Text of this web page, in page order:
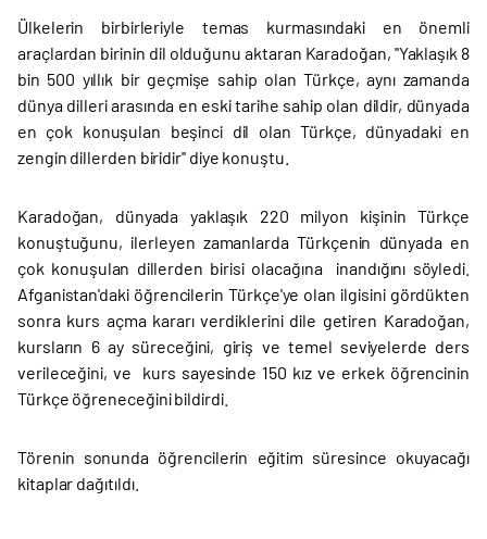
Ülkelerin birbirleriyle temas kurmasındaki en önemli
araçlardan birinin dil olduğunu aktaran Karadoğan, ''Yaklaşık 8
bin 500 yıllık bir geçmişe sahip olan Türkçe, aynı zamanda
dünya dilleri arasında en eski tarihe sahip olan dildir, dünyada
en çok konuşulan beşinci dil olan Türkçe, dünyadaki en
zengin dillerden biridir'' diye konuştu.
Karadoğan, dünyada yaklaşık 220 milyon kişinin Türkçe
konuştuğunu, ilerleyen zamanlarda Türkçenin dünyada en
çok konuşulan dillerden birisi olacağına inandığını söyledi.
Afganistan'daki öğrencilerin Türkçe'ye olan ilgisini gördükten
sonra kurs açma kararı verdiklerini dile getiren Karadoğan,
kursların 6 ay süreceğini, giriş ve temel seviyelerde ders
verileceğini, ve kurs sayesinde 150 kız ve erkek öğrencinin
Türkçe öğreneceğini bildirdi.
Törenin sonunda öğrencilerin eğitim süresince okuyacağı
kitaplar dağıtıldı.